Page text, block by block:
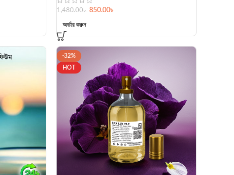
1,480.00৳ 850.00৳
অর্ডার করুন
-32%
HOT